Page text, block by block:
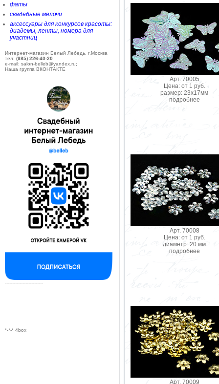
фаты
свадебные мелочи
аксессуары для конкурсов красоты:
диадемы, ленты, номера для
участниц
Интернет-магазин Белый Лебедь, г.Москва
тел: (985) 226-40-20
e-mail: salon-belleb@yandex.ru;
Наша группа ВКОНТАКТЕ
--------------------------
*-*-* 4box
Арт. 70005
Цена: от 1 руб.
размер: 23х17мм
подробнее
Арт. 70008
Цена: от 1 руб.
диаметр: 20 мм
подробнее
Арт. 70009